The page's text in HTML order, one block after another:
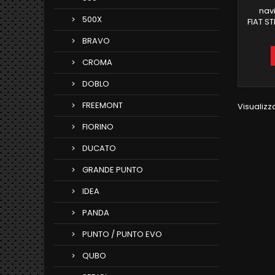
500X
BRAVO
CROMA
DOBLO
FREEMONT
FIORINO
DUCATO
GRANDE PUNTO
IDEA
PANDA
PUNTO / PUNTO EVO
QUBO
FIAT